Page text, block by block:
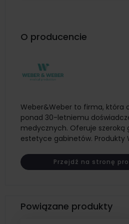
O producencie
Weber&Weber to firma, która
ponad 30-letniemu
medycznych. Oferuje szeroką
estetyce gabinetów. Produkty
Przejdź na stronę
Powiązane produkty